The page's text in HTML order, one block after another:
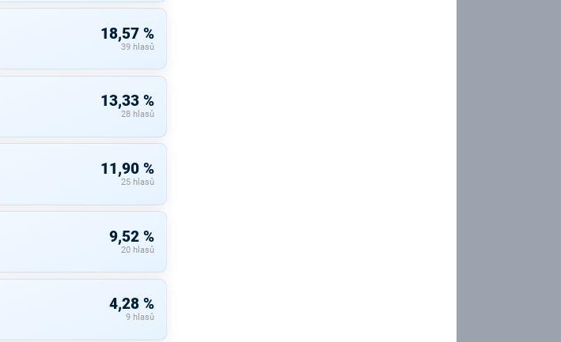
18,57 %
39 hlasů
13,33 %
28 hlasů
11,90 %
25 hlasů
9,52 %
20 hlasů
4,28 %
9 hlasů